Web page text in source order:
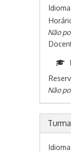
Não
Não